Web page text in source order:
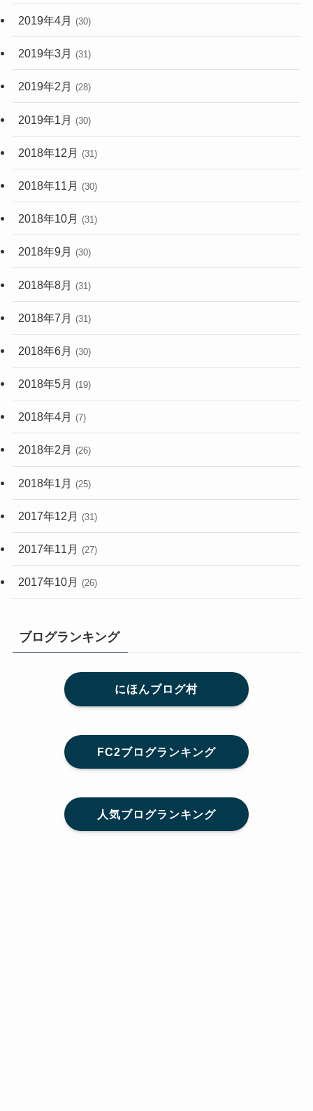
2019年4月 (30)
2019年3月 (31)
2019年2月 (28)
2019年1月 (30)
2018年12月 (31)
2018年11月 (30)
2018年10月 (31)
2018年9月 (30)
2018年8月 (31)
2018年7月 (31)
2018年6月 (30)
2018年5月 (19)
2018年4月 (7)
2018年2月 (26)
2018年1月 (25)
2017年12月 (31)
2017年11月 (27)
2017年10月 (26)
ブログランキング
にほんブログ村
FC2ブログランキング
人気ブログランキング